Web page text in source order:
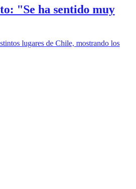
"Se ha sentido muy
lugares de Chile, mostrando los